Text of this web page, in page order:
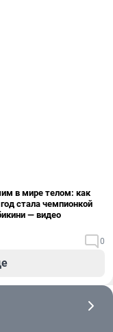
в мире телом: как
стала чемпионкой
— видео
0